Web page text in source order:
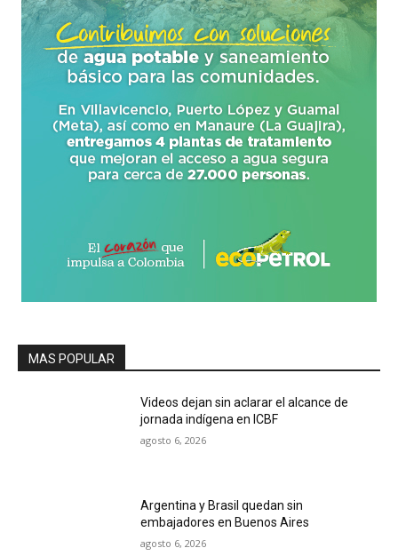
MAS POPULAR
Videos dejan sin aclarar el alcance de
jornada indígena en ICBF
agosto 6, 2026
Argentina y Brasil quedan sin
embajadores en Buenos Aires
agosto 6, 2026